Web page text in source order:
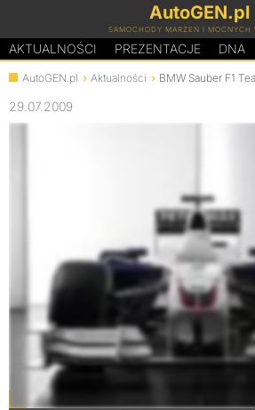
AutoGEN.pl
SAMOCHODY MARZEŃ I MOCNYCH
AKTUALNOŚCI PREZENTACJE DNA
AutoGEN.pl Aktualności BMW Sauber F1
29.07.2009